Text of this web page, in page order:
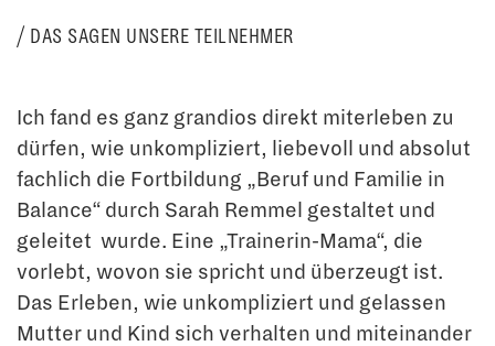
DAS SAGEN UNSERE TEILNEHMER
Ich fand es ganz grandios direkt miterleben zu
dürfen, wie unkompliziert, liebevoll und absolut
fachlich die Fortbildung „Beruf und Familie in
Balance“ durch Sarah Remmel gestaltet und
geleitet wurde. Eine „Trainerin-Mama“, die
vorlebt, wovon sie spricht und überzeugt ist.
Das Erleben, wie unkompliziert und gelassen
Mutter und Kind sich verhalten und miteinander